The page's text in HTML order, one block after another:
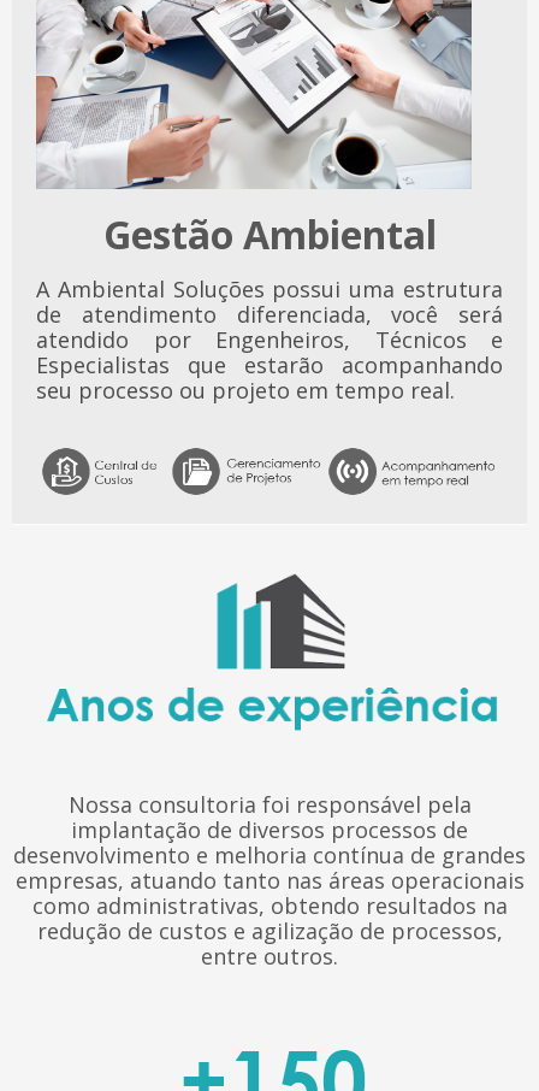
Gestão Ambiental
A Ambiental Soluções possui uma estrutura
de atendimento diferenciada, você será
atendido por Engenheiros, Técnicos e
Especialistas que estarão acompanhando
seu processo ou projeto em tempo real.
Nossa consultoria foi responsável pela
implantação de diversos processos de
desenvolvimento e melhoria contínua de grandes
empresas, atuando tanto nas áreas operacionais
como administrativas, obtendo resultados na
redução de custos e agilização de processos,
entre outros.